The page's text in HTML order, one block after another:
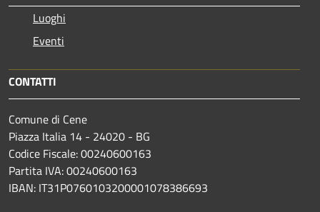
Luoghi
Eventi
CONTATTI
Comune di Cene
Piazza Italia 14 - 24020 - BG
Codice Fiscale: 00240600163
Partita IVA: 00240600163
IBAN: IT31P0760103200001078386693